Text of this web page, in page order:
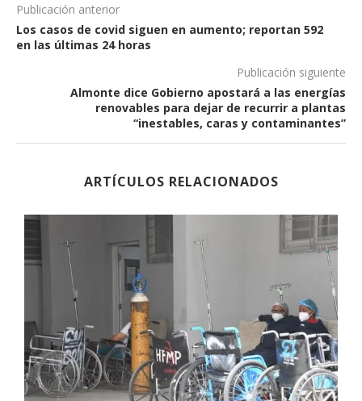
Publicación anterior
Los casos de covid siguen en aumento; reportan 592
en las últimas 24 horas
Publicación siguiente
Almonte dice Gobierno apostará a las energías
renovables para dejar de recurrir a plantas
“inestables, caras y contaminantes”
ARTÍCULOS RELACIONADOS